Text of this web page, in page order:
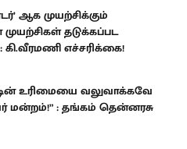
ஆக முயற்சிக்கும்
தடுக்கப்பட
எச்சரிக்கை!
உரிமையை வலுவாக்கவே
மன்றம்!” : தங்கம் தென்னரசு